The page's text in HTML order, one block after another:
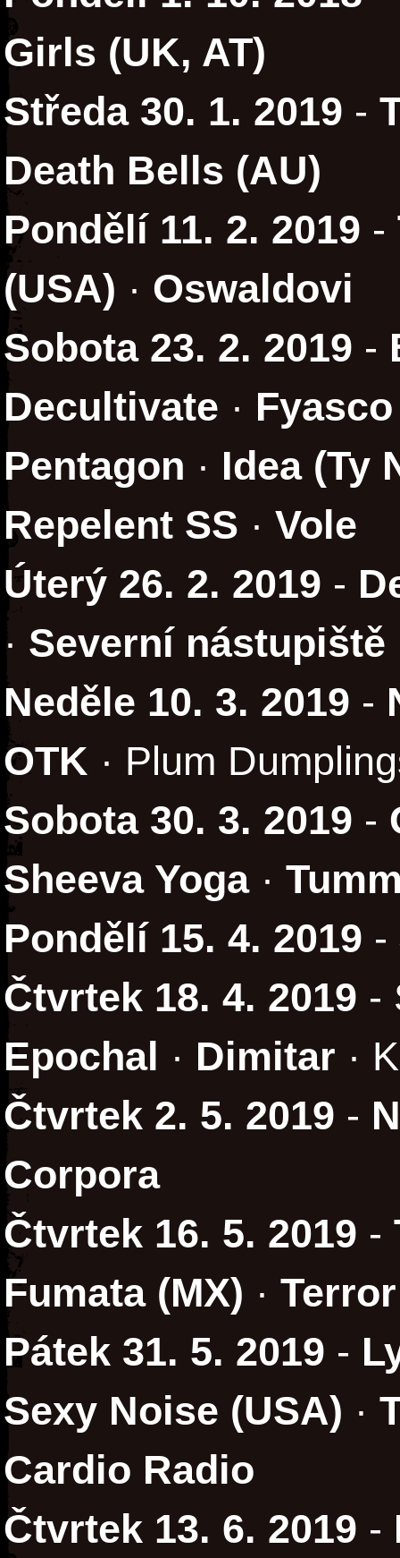
Girls (UK, AT)
Středa 30. 1. 2019 -
Death Bells (AU)
Pondělí 11. 2. 2019 -
(USA) · Oswaldovi
Sobota 23. 2. 2019 -
Decultivate ·
Pentagon · Idea (Ty
Repelent SS · Vole
Úterý 26. 2. 2019 -
· Severní nástupiště
Neděle 10. 3. 2019 -
OTK · Plum
Sobota 30. 3. 2019 -
Sheeva Yoga·
Pondělí 15. 4. 2019 -
Čtvrtek 18. 4. 2019 -
Epochal
· Dimitar ·
Čtvrtek 2. 5. 2019 -
Corpora
Čtvrtek 16. 5. 2019 -
Fumata (MX) ·
Pátek 31. 5. 2019 -
Sexy Noise (USA) ·
Cardio Radio
Čtvrtek 13. 6. 2019 -